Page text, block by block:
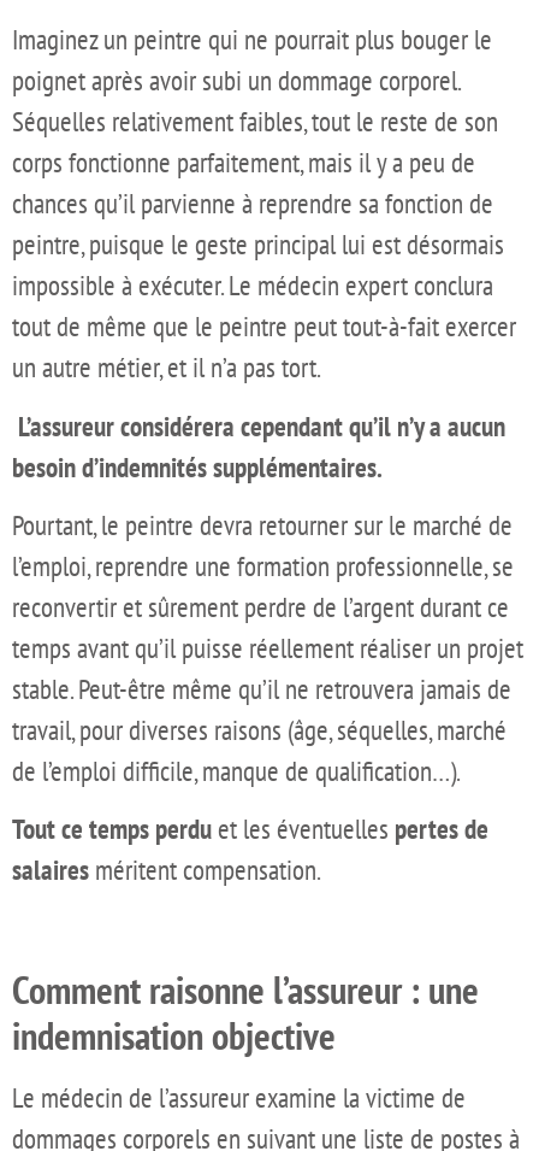
Imaginez un peintre qui ne pourrait plus bouger le
poignet après avoir subi un dommage corporel.
Séquelles relativement faibles, tout le reste de son
corps fonctionne parfaitement, mais il y a peu de
chances qu’il parvienne à reprendre sa fonction de
peintre, puisque le geste principal lui est désormais
impossible à exécuter. Le médecin expert conclura
tout de même que le peintre peut tout-à-fait exercer
un autre métier, et il n’a pas tort.
L’assureur considérera cependant qu’il n’y a aucun
besoin d’indemnités supplémentaires.
Pourtant, le peintre devra retourner sur le marché de
l’emploi, reprendre une formation professionnelle, se
reconvertir et sûrement perdre de l’argent durant ce
temps avant qu’il puisse réellement réaliser un projet
stable. Peut-être même qu’il ne retrouvera jamais de
travail, pour diverses raisons (âge, séquelles, marché
de l’emploi difficile, manque de qualification…).
Tout ce temps perdu et les éventuelles pertes de
salaires méritent compensation.
Comment raisonne l’assureur : une
indemnisation objective
Le médecin de l’assureur examine la victime de
dommages corporels en suivant une liste de postes à